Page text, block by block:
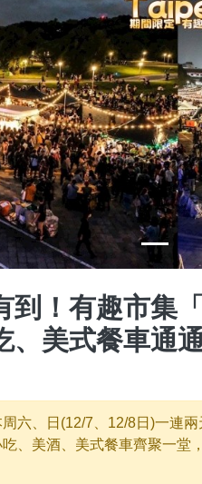
到！有趣市集
、美式餐車通
六、日(12/7、12/8日)一連
、美酒、美式餐車齊聚一堂